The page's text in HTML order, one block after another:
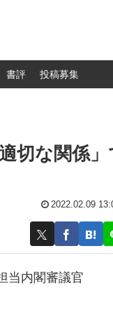
書評 投稿募集
切な関係」
2022.02.09
当内閣審議官